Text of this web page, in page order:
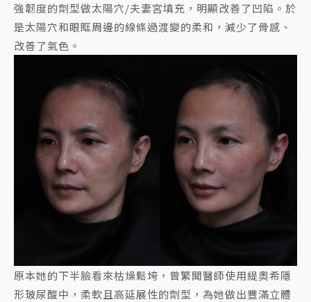
強韌度的劑型做太陽穴/夫妻宮填充，明顯改善了凹陷。於
是太陽穴和眼眶周邊的線條過渡變的柔和，減少了骨感、
改善了氣色。
原本她的下半臉看來枯燥鬆垮，曾繁聞醫師使用緹奧希隱
形玻尿酸中，柔軟且高延展性的劑型，為她做出豐滿立體